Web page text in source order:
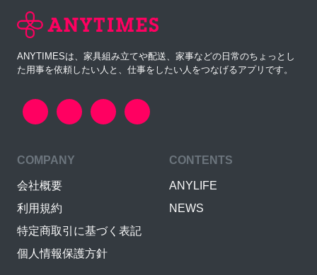
ANYTIMESは、家具組み立てや配送、家事などの日常のちょっとし
た用事を依頼したい人と、仕事をしたい人をつなげるアプリです。
COMPANY
会社概要
利用規約
特定商取引に基づく表記
個人情報保護方針
CONTENTS
ANYLIFE
NEWS